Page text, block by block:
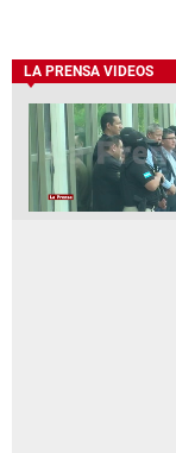
LA PRENSA VIDEOS